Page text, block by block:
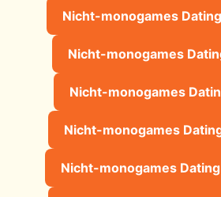
Nicht-monogames
Nicht-monogames
Nicht-monogames
Nicht-monogames
Nicht-monogames